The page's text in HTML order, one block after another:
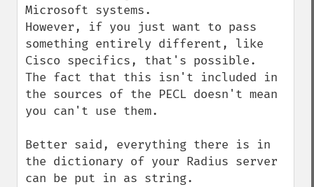
Microsoft systems.
However, if you just want to pass
something entirely different, like
Cisco specifics, that's possible.
The fact that this isn't included in
the sources of the PECL doesn't mean
you can't use them.
Better said, everything there is in
the dictionary of your Radius server
can be put in as string.